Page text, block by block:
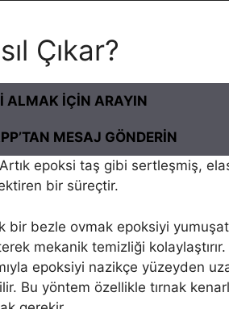
Çıkar?
ALMAK İÇİN ARAYIN
MESAJ GÖNDERİN
epoksi taş gibi sertleşmiş,
bir süreçtir.
bir bezle ovmak epoksiyi
mekanik temizliği kolaylaştırır.
epoksiyi nazikçe yüzeyden
Bu yöntem özellikle tırnak